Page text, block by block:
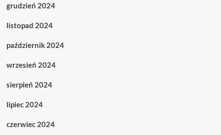
grudzień 2024
listopad 2024
październik 2024
wrzesień 2024
sierpień 2024
lipiec 2024
czerwiec 2024